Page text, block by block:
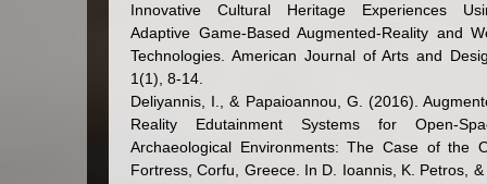
Innovative Cultural Heritage Experiences
Adaptive Game-Based Augmented-Reality and
Technologies. American Journal of Arts and
1(1), 8-14.
Deliyannis, I., & Papaioannou, G. (2016).
Reality Edutainment Systems for Open-
Archaeological Environments: The Case of the
Fortress, Corfu, Greece. In D. Ioannis, K. Petros, &